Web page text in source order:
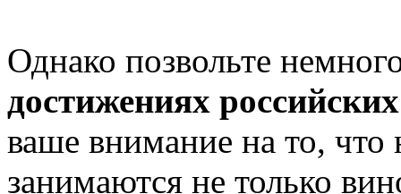
Однако позвольте
достижениях
ваше внимание на то, что
занимаются не только